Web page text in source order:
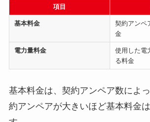
項目
基本料金
契約アンペ
金
電力量料金
使用した電
る料金
基本料金は、契約アンペア数によ
約アンペアが大きいほど基本料金